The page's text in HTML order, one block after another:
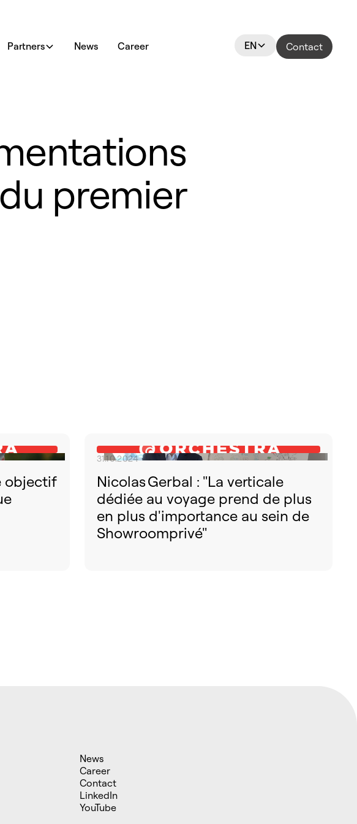
Partners News Career EN Contact
premier
objectif
31.10.2024
Nicolas Gerbal : "La verticale
dédiée au voyage prend de plus
en plus d'importance au sein de
Showroomprivé"
News
Career
Contact
LinkedIn
YouTube